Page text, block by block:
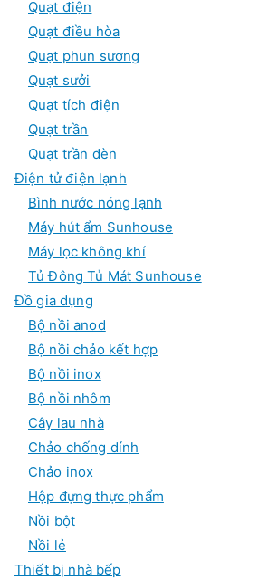
Quạt điện
Quạt điều hòa
Quạt phun sương
Quạt sưởi
Quạt tích điện
Quạt trần
Quạt trần đèn
Điện tử điện lạnh
Bình nước nóng lạnh
Máy hút ẩm Sunhouse
Máy lọc không khí
Tủ Đông Tủ Mát Sunhouse
Đồ gia dụng
Bộ nồi anod
Bộ nồi chảo kết hợp
Bộ nồi inox
Bộ nồi nhôm
Cây lau nhà
Chảo chống dính
Chảo inox
Hộp đựng thực phẩm
Nồi bột
Nồi lẻ
Thiết bị nhà bếp